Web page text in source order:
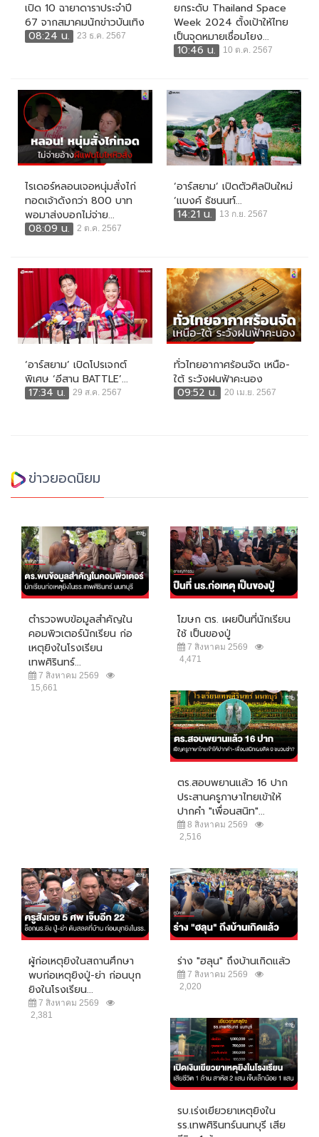
เปิด 10 ฉายาดาราประจำปี
67 จากสมาคมนักข่าวบันเทิง
08:24 น.
23 ธ.ค. 2567
ยกระดับ Thailand Space
Week 2024 ตั้งเป้าให้ไทย
เป็นจุดหมายเชื่อมโยง...
10:46 น.
10 ต.ค. 2567
ไรเดอร์หลอนเจอหนุ่มสั่งไก่
ทอดเจ้าดังกว่า 800 บาท
พอมาส่งบอกไม่จ่าย...
08:09 น.
2 ต.ค. 2567
‘อาร์สยาม’ เปิดตัวศิลปินใหม่
‘แบงค์ ธัชนนท์...
14:21 น.
13 ก.ย. 2567
‘อาร์สยาม’ เปิดโปรเจกต์
พิเศษ ‘อีสาน BATTLE’...
17:34 น.
29 ส.ค. 2567
ทั่วไทยอากาศร้อนจัด เหนือ-
ใต้ ระวังฝนฟ้าคะนอง
09:52 น.
20 เม.ย. 2567
ข่าวยอดนิยม
ตำรวจพบข้อมูลสำคัญใน
คอมพิวเตอร์นักเรียน ก่อ
เหตุยิงในโรงเรียน
เทพศิรินทร์...
7 สิงหาคม 2569
15,661
โฆษก ตร. เผยปืนที่นักเรียน
ใช้ เป็นของปู่
7 สิงหาคม 2569
4,471
ตร.สอบพยานแล้ว 16 ปาก
ประสานครูภาษาไทยเข้าให้
ปากคำ "เพื่อนสนิท"...
8 สิงหาคม 2569
2,516
ผู้ก่อเหตุยิงในสถานศึกษา
พบก่อเหตุยิงปู่-ย่า ก่อนบุก
ยิงในโรงเรียน...
7 สิงหาคม 2569
2,381
ร่าง "ฮลุน" ถึงบ้านเกิดแล้ว
7 สิงหาคม 2569
2,020
รบ.เร่งเยียวยาเหตุยิงใน
รร.เทพศิรินทร์นนทบุรี เสีย